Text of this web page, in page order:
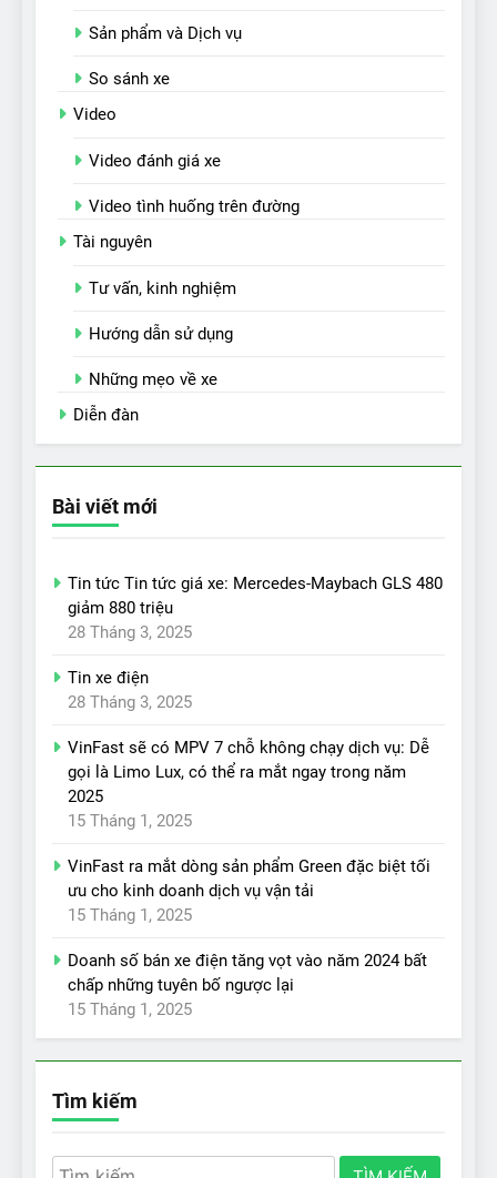
Sản phẩm và Dịch vụ
So sánh xe
Video
Video đánh giá xe
Video tình huống trên đường
Tài nguyên
Tư vấn, kinh nghiệm
Hướng dẫn sử dụng
Những mẹo về xe
Diễn đàn
Bài viết mới
Tin tức Tin tức giá xe: Mercedes-Maybach GLS 480
giảm 880 triệu
28 Tháng 3, 2025
Tin xe điện
28 Tháng 3, 2025
VinFast sẽ có MPV 7 chỗ không chạy dịch vụ: Dễ
gọi là Limo Lux, có thể ra mắt ngay trong năm
2025
15 Tháng 1, 2025
VinFast ra mắt dòng sản phẩm Green đặc biệt tối
ưu cho kinh doanh dịch vụ vận tải
15 Tháng 1, 2025
Doanh số bán xe điện tăng vọt vào năm 2024 bất
chấp những tuyên bố ngược lại
15 Tháng 1, 2025
Tìm kiếm
Tìm